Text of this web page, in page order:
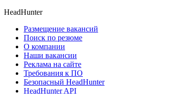
HeadHunter
Размещение вакансий
Поиск по резюме
О компании
Наши вакансии
Реклама на сайте
Требования к ПО
Безопасный HeadHunter
HeadHunter API